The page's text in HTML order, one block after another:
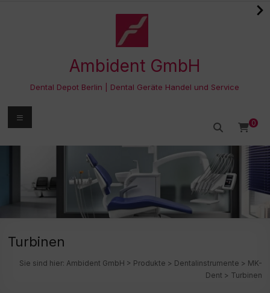
Ambident GmbH
Dental Depot Berlin | Dental Geräte Handel und Service
0
Menü
Turbinen
Sie sind hier: Ambident GmbH > Produkte > Dentalinstrumente > MK-
Dent > Turbinen